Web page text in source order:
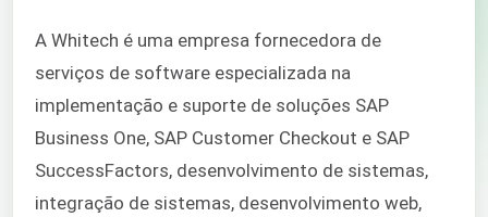
A Whitech é uma empresa fornecedora de
serviços de software especializada na
implementação e suporte de soluções SAP
Business One, SAP Customer Checkout e SAP
SuccessFactors, desenvolvimento de sistemas,
integração de sistemas, desenvolvimento web,